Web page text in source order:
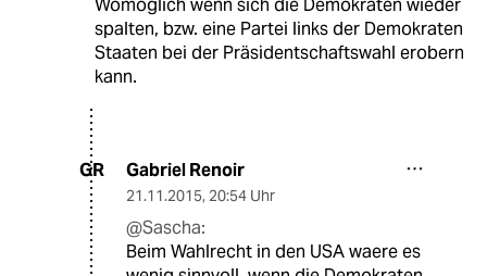
Womöglich wenn sich die Demokraten wieder
spalten, bzw. eine Partei links der Demokraten
Staaten bei der Präsidentschaftswahl erobern
kann.
GR Gabriel Renoir
21.11.2015, 20:54 Uhr
@Sascha:
Beim Wahlrecht in den USA waere es